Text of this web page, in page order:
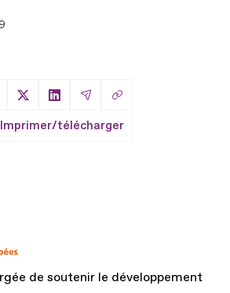
sur Facebook
Partager sur X
Partager sur LinkedIn
Partager par Email
Copier le lien
Imprimer/télécharger
de soutenir le développement